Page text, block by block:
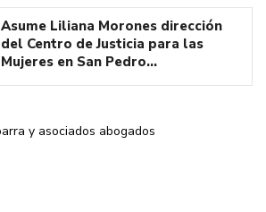
Asume Liliana Morones dirección
del Centro de Justicia para las
Mujeres en San Pedro…